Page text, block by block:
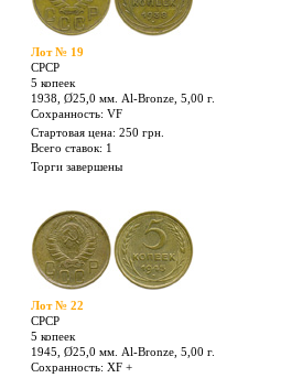
Лот № 16
СРСР
5 копеек
1935 І-й тип, Ø25,0 мм. Al-Bronze, 5,00 г.
Сохранность: Fine/VF
Стартовая цена: 2000 грн.
Торги завершены
Лот № 19
СРСР
5 копеек
1938, Ø25,0 мм. Al-Bronze, 5,00 г.
Сохранность: VF
Стартовая цена: 250 грн.
Всего ставок: 1
Торги завершены